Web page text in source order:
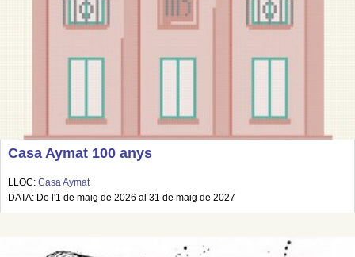
Casa Aymat 100 anys
LLOC: Casa Aymat
DATA: De l'1 de maig de 2026 al 31 de maig de 2027